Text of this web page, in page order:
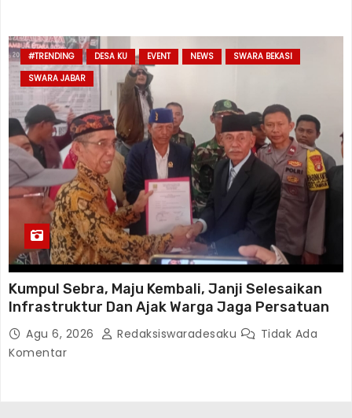
#TRENDING DESA KU EVENT NEWS
SWARA BEKASI
SWARA JABAR
Kumpul Sebra, Maju Kembali, Janji Selesaikan
Infrastruktur Dan Ajak Warga Jaga Persatuan
Agu 6, 2026 Redaksiswaradesaku
Tidak Ada
Komentar